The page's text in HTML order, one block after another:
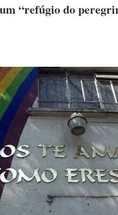
“refúgio do